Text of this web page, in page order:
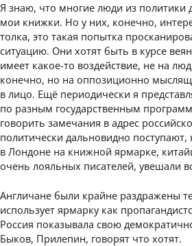
Я знаю, что многие люди из политики
мои книжки. Но у них, конечно,
толка, это такая попытка
ситуацию. Они хотят быть в курсе
имеет какое-то воздействие, не на
конечно, но на оппозиционно
в лицо. Ещё периодически я
по разным государственным
говорить замечания в адрес
политически дальновидно
в Лондоне на книжной ярмарке,
очень лояльных писателей, увешали
Англичане были крайне раздражены
использует ярмарку как
Россия показывала свою
Быков, Прилепин, говорят что хотят.